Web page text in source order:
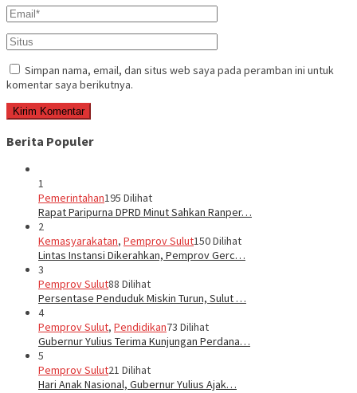
Simpan nama, email, dan situs web saya pada peramban ini untuk
komentar saya berikutnya.
Berita Populer
1
Pemerintahan195 Dilihat
Rapat Paripurna DPRD Minut Sahkan Ranper…
2
Kemasyarakatan, Pemprov Sulut150 Dilihat
Lintas Instansi Dikerahkan, Pemprov Gerc…
3
Pemprov Sulut88 Dilihat
Persentase Penduduk Miskin Turun, Sulut …
4
Pemprov Sulut, Pendidikan73 Dilihat
Gubernur Yulius Terima Kunjungan Perdana…
5
Pemprov Sulut21 Dilihat
Hari Anak Nasional, Gubernur Yulius Ajak…